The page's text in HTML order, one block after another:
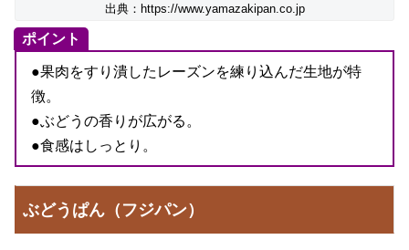
出典：https://www.yamazakipan.co.jp
ポイント
●果肉をすり潰したレーズンを練り込んだ生地が特
徴。
●ぶどうの香りが広がる。
●食感はしっとり。
ぶどうぱん（フジパン）